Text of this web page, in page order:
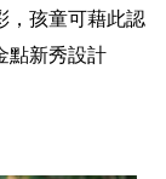
，孩童可藉此認
點新秀設計